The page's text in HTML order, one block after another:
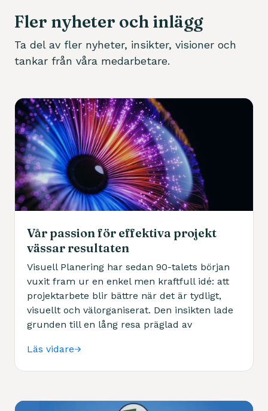
Fler nyheter och inlägg
Ta del av fler nyheter, insikter, visioner och
tankar från våra medarbetare.
Vår passion för effektiva projekt
vässar resultaten
Visuell Planering har sedan 90-talets början
vuxit fram ur en enkel men kraftfull idé: att
projektarbete blir bättre när det är tydligt,
visuellt och välorganiserat. Den insikten lade
grunden till en lång resa präglad av
Idag är vi mycket mer än ”bara” ett
Läs vidare